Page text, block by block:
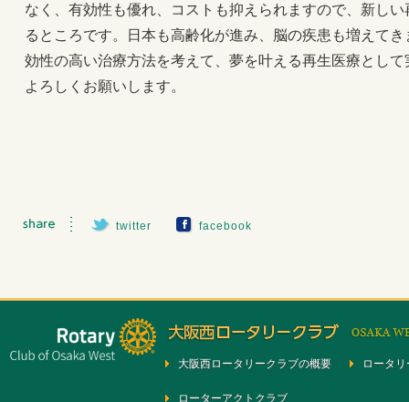
なく、有効性も優れ、コストも抑えられますので、新し
るところです。日本も高齢化が進み、脳の疾患も増えて
効性の高い治療方法を考えて、夢を叶える再生医療とし
よろしくお願いします。
twitter facebook
大阪西ロータリークラブの概要 ロータ
ローターアクトクラブ